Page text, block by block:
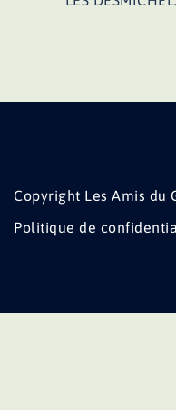
Copyright Les Amis du
Politique de